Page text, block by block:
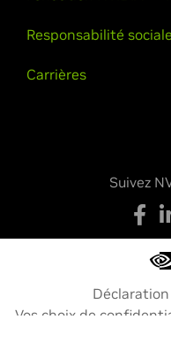
Responsabilité sociale
Carrières
Suivez
Vos choix de